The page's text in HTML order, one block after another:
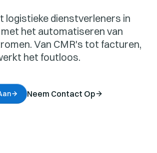
logistieke dienstverleners in
het automatiseren van
Van CMR's tot facturen,
het foutloos.
Neem Contact Op